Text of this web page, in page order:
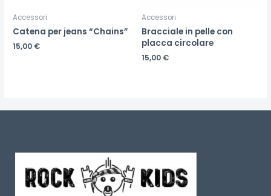
Accessori
Catena per jeans “Chains”
15,00 €
Accessori
Bracciale in pelle con
placca circolare
15,00 €